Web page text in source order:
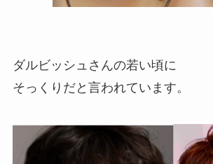
ダルビッシュさんの若い頃に
そっくりだと言われています。